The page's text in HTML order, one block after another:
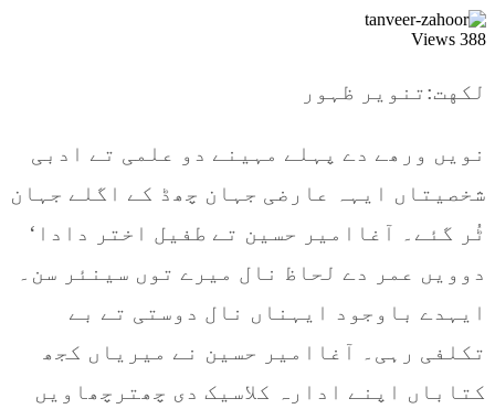
Views 388
لكهت:تنویر ظہور
نویں ورھے دے پہلے مہینے دو علمی تے ادبی
شخصیتاں ایہہ عارضی جہان چھڈ کے اگلے جہان
ٹُر گئے۔ آغاامیر حسین تے طفیل اختر دادا‘
دوویں عمر دے لحاظ نال میرے توں سینئر سن۔
ایہدے باوجود ایہناں نال دوستی تے بے
تکلفی رہی۔ آغاامیر حسین نے میریاں کجھ
کتاباں اپنے ادارہ کلاسیک دی چھترچھاویں